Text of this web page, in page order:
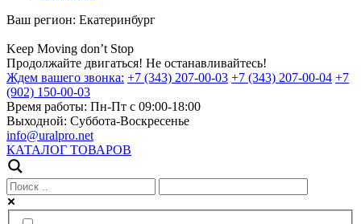
Ваш регион: Екатеринбург
Keep Moving don’t Stop
Продолжайте двигаться! Не останавливайтесь!
Ждем вашего звонка: +7 (343) 207-00-03 +7 (343) 207-00-04 +7
(902) 150-00-03
Время работы: Пн-Пт с 09:00-18:00
Выходной: Суббота-Воскресенье
info@uralpro.net
КАТАЛОГ ТОВАРОВ